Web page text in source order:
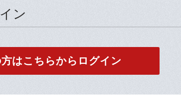
ン
はこちらからログイン